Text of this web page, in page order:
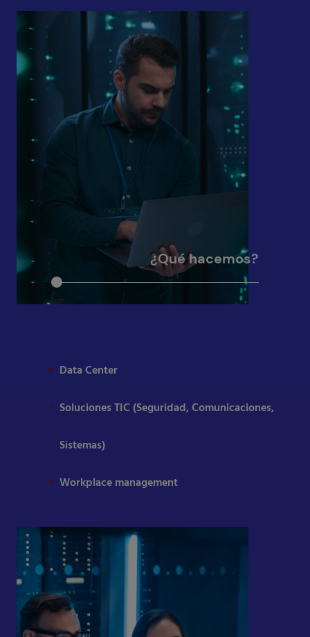
¿Qué hacemos?
Data Center
Soluciones TIC (Seguridad, Comunicaciones,
Sistemas)
Workplace management